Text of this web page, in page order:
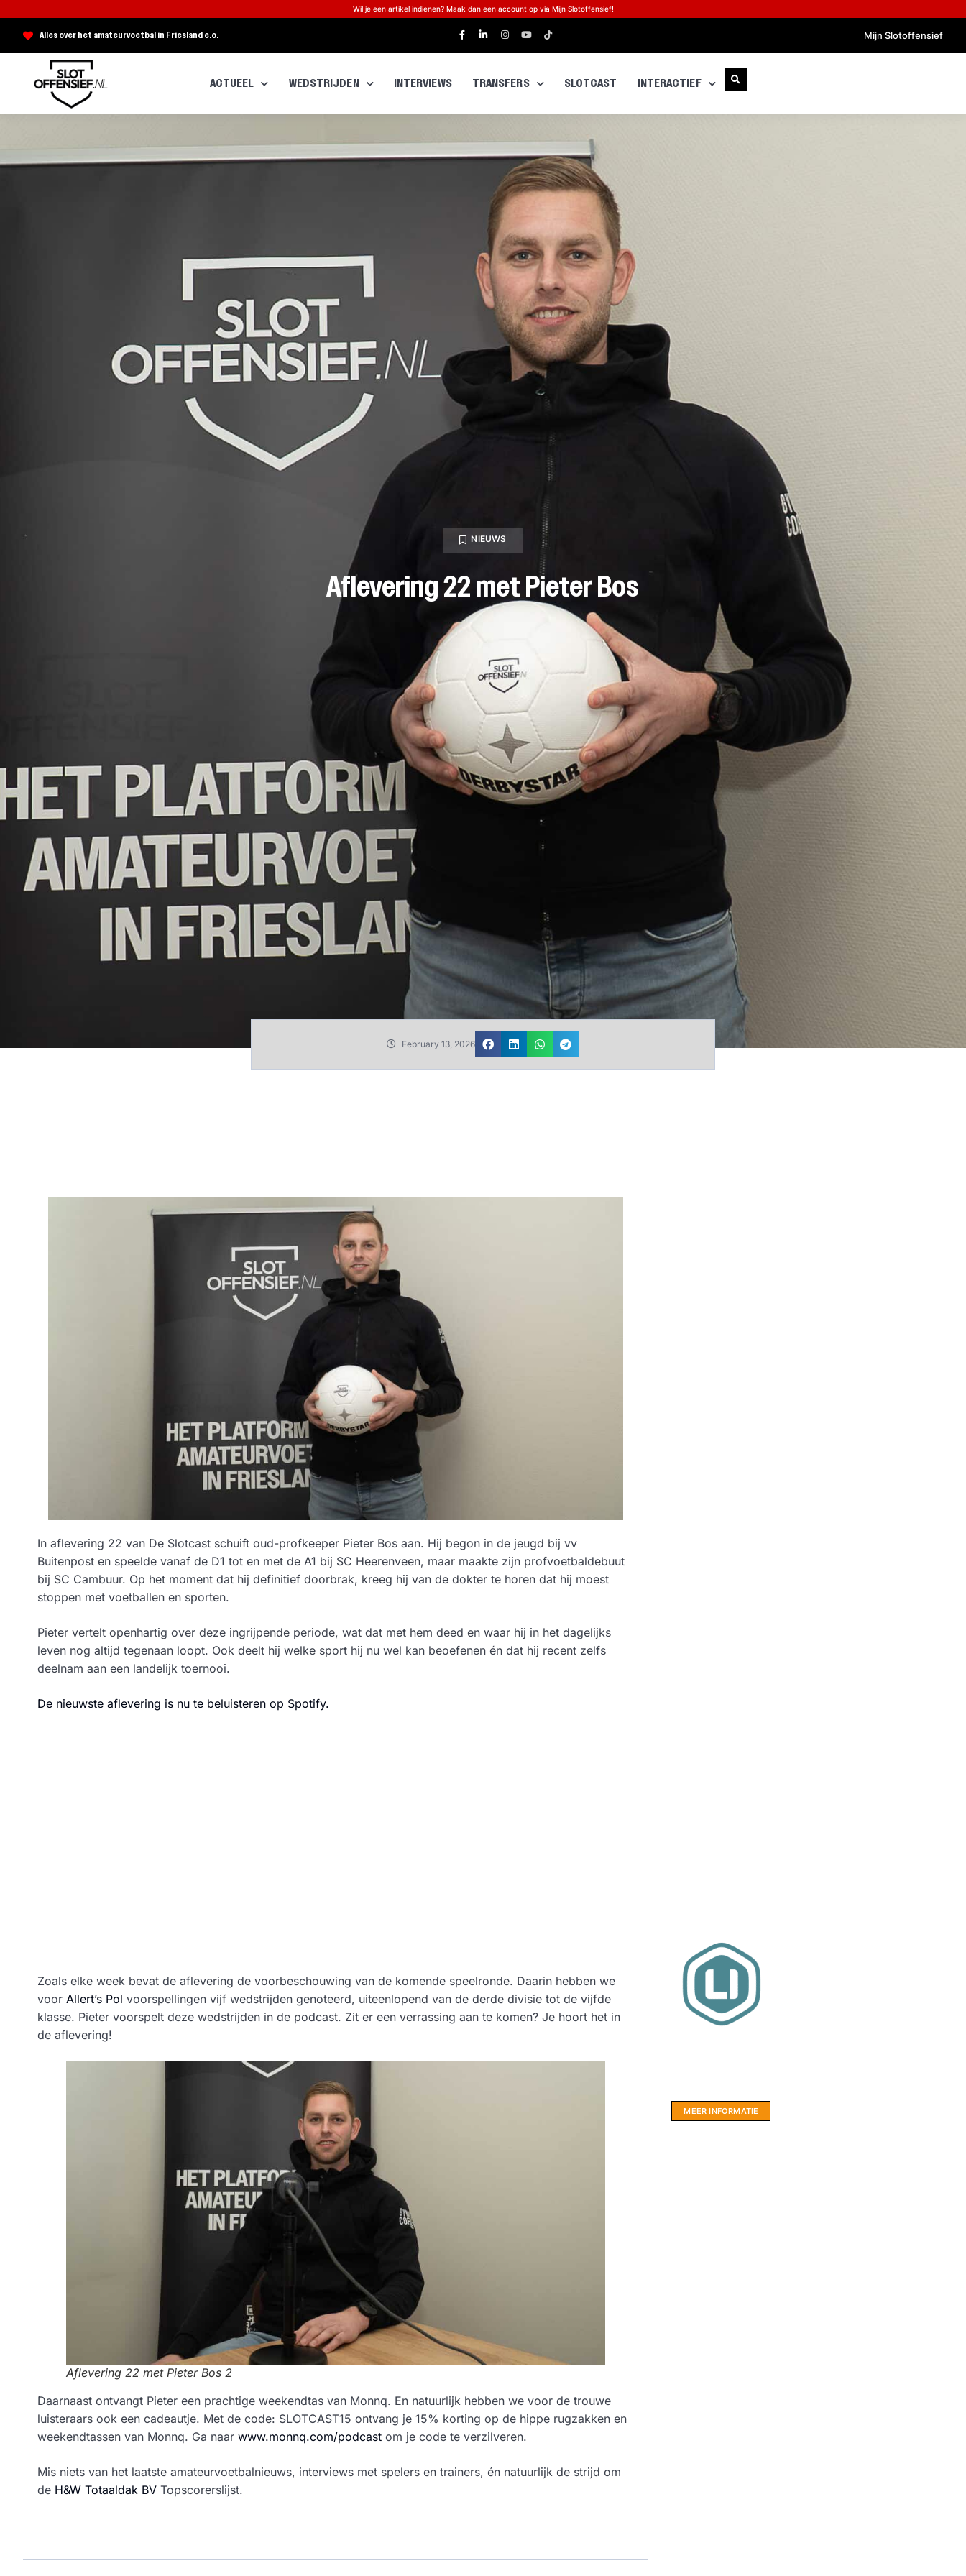
Wil je een artikel indienen? Maak dan een account op via Mijn Slotoffensief!
Mijn Slotoffensief
Alles over het amateurvoetbal in Friesland e.o.
ACTUEEL WEDSTRIJDEN INTERVIEWS TRANSFERS SLOTCAST INTERACTIEF
NIEUWS
Aflevering 22 met Pieter Bos
February 13, 2026
In aflevering 22 van De Slotcast schuift oud-profkeeper Pieter Bos aan. Hij begon in de jeugd bij vv
Buitenpost en speelde vanaf de D1 tot en met de A1 bij SC Heerenveen, maar maakte zijn profvoetbaldebuut
bij SC Cambuur. Op het moment dat hij definitief doorbrak, kreeg hij van de dokter te horen dat hij moest
stoppen met voetballen en sporten.
Pieter vertelt openhartig over deze ingrijpende periode, wat dat met hem deed en waar hij in het dagelijks
leven nog altijd tegenaan loopt. Ook deelt hij welke sport hij nu wel kan beoefenen én dat hij recent zelfs
deelnam aan een landelijk toernooi.
De nieuwste aflevering is nu te beluisteren op Spotify.
Zoals elke week bevat de aflevering de voorbeschouwing van de komende speelronde. Daarin hebben we
voor Allert’s Pol voorspellingen vijf wedstrijden genoteerd, uiteenlopend van de derde divisie tot de vijfde
klasse. Pieter voorspelt deze wedstrijden in de podcast. Zit er een verrassing aan te komen? Je hoort het in
de aflevering!
Aflevering 22 met Pieter Bos 2
Daarnaast ontvangt Pieter een prachtige weekendtas van Monnq. En natuurlijk hebben we voor de trouwe
luisteraars ook een cadeautje. Met de code: SLOTCAST15 ontvang je 15% korting op de hippe rugzakken en
weekendtassen van Monnq. Ga naar www.monnq.com/podcast om je code te verzilveren.
Mis niets van het laatste amateurvoetbalnieuws, interviews met spelers en trainers, én natuurlijk de strijd om
de H&W Totaaldak BV Topscorerslijst.
MEER INFORMATIE